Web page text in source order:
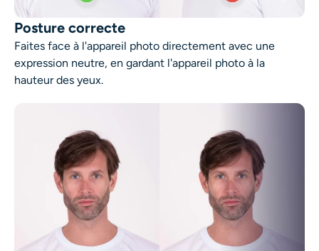
Suppression de filigrane vidéo
Posture correcte
Faites face à l'appareil photo directement avec une
expression neutre, en gardant l'appareil photo à la
hauteur des yeux.